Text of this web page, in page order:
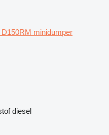
minidumper
diesel